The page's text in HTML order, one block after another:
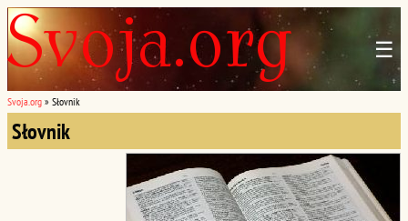
☰
Svoja.org » Słovnik
Słovnik